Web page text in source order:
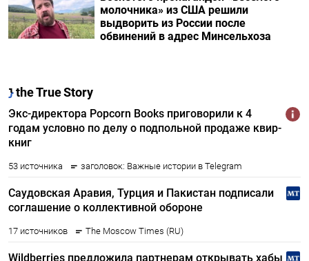
молочника» из США решили
выдворить из России после
обвинений в адрес Минсельхоза